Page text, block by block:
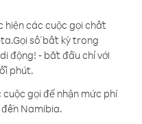
hiện các cuộc gọi chất
Gọi số bất kỳ trong
động! - bắt đầu chỉ với
phút.
gọi để nhận mức phí
Namibia.